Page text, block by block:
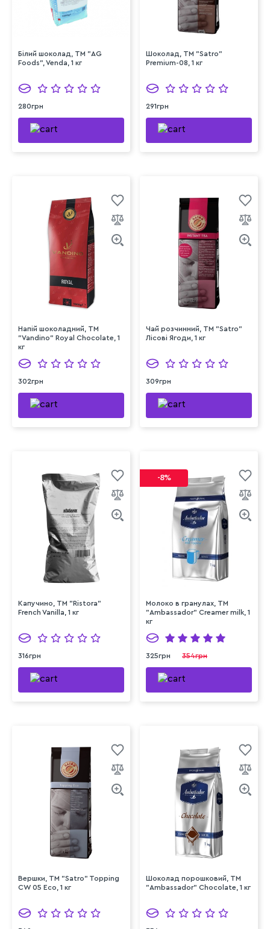
Білий шоколад, ТМ "AG
Foods", Venda, 1 кг
280грн
Шоколад, TM "Satro"
Premium-08, 1 кг
291грн
Напій шоколадний, ТМ
"Vandino" Royal Chocolate, 1
кг
302грн
Чай розчинний, TM "Satro"
Лісові Ягоди, 1 кг
309грн
Капучино, ТМ "Ristora"
French Vanilla, 1 кг
316грн
-8%
Молоко в гранулах, ТМ
"Ambassador" Creamer milk, 1
кг
325грн 354грн
Вершки, TM "Satro" Topping
CW 05 Eco, 1 кг
Шоколад порошковий, ТМ
"Ambassador" Chocolate, 1 кг